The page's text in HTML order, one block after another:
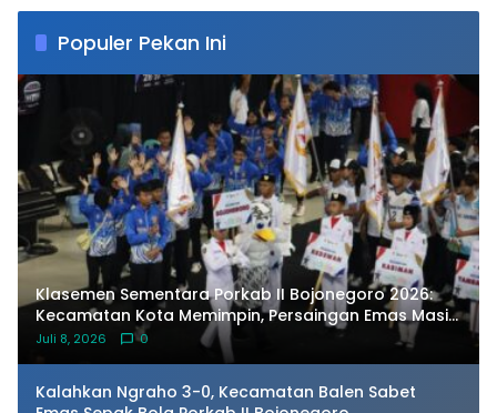
Populer Pekan Ini
Klasemen Sementara Porkab II Bojonegoro 2026:
Kecamatan Kota Memimpin, Persaingan Emas Masih
Terbuka
Juli 8, 2026 0
Kalahkan Ngraho 3-0, Kecamatan Balen Sabet